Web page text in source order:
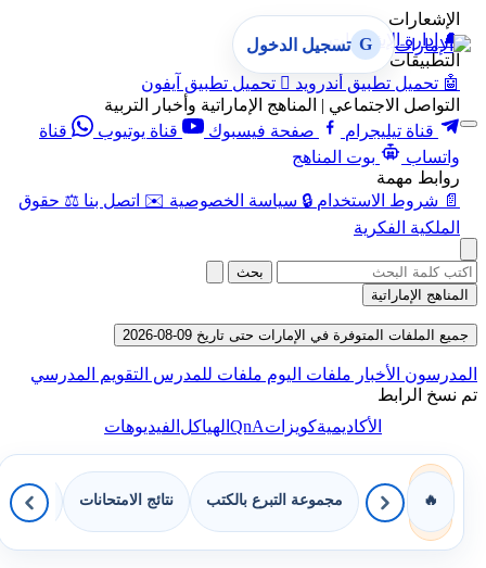
الإشعارات
🔔 إدارة الإشعارات
التطبيقات
🤖 تحميل تطبيق أندرويد  تحميل تطبيق آيفون
التواصل الاجتماعي | المناهج الإماراتية وأخبار التربية
قناة تيليجرام
صفحة فيسبوك قناة يوتيوب
قناة
واتساب
بوت المناهج
روابط مهمة
📄 شروط الاستخدام 🔒 سياسة الخصوصية ✉️ اتصل بنا ⚖️ حقوق
الملكية الفكرية
G تسجيل الدخول
بحث
المناهج الإماراتية
جميع الملفات المتوفرة في الإمارات حتى تاريخ 09-08-2026
المدرسون الأخبار ملفات اليوم ملفات للمدرس التقويم المدرسي
تم نسخ الرابط
الأكاديميةكويزاتQnAالهياكلالفيديوهات
🔥 مجموعة التبرع بالكتب نتائج الامتحانات